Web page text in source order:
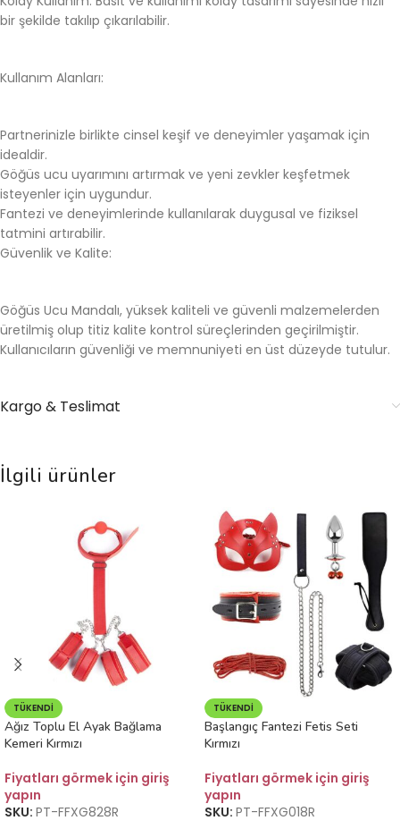
bir şekilde takılıp çıkarılabilir.
Kullanım Alanları:
Partnerinizle birlikte cinsel keşif ve deneyimler yaşamak için
idealdir.
Göğüs ucu uyarımını artırmak ve yeni zevkler keşfetmek
isteyenler için uygundur.
Fantezi ve deneyimlerinde kullanılarak duygusal ve fiziksel
tatmini artırabilir.
Güvenlik ve Kalite:
Göğüs Ucu Mandalı, yüksek kaliteli ve güvenli malzemelerden
üretilmiş olup titiz kalite kontrol süreçlerinden geçirilmiştir.
Kullanıcıların güvenliği ve memnuniyeti en üst düzeyde tutulur.
Kargo & Teslimat
İlgili ürünler
TÜKENDI
Ağız Toplu El Ayak Bağlama
Kemeri Kırmızı
Fiyatları görmek için giriş
yapın
SKU: PT-FFXG828R
TÜKENDI
Başlangıç Fantezi Fetis Seti
Kırmızı
Fiyatları görmek için giriş
yapın
SKU: PT-FFXG018R